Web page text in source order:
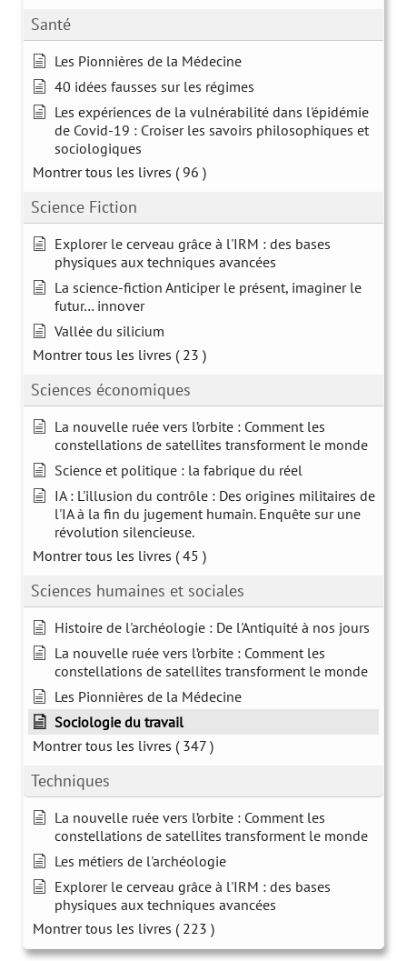
Santé
Les Pionnières de la Médecine
40 idées fausses sur les régimes
Les expériences de la vulnérabilité dans l'épidémie
de Covid-19 : Croiser les savoirs philosophiques et
sociologiques
Montrer tous les livres ( 96 )
Science Fiction
Explorer le cerveau grâce à l'IRM : des bases
physiques aux techniques avancées
La science-fiction Anticiper le présent, imaginer le
futur… innover
Vallée du silicium
Montrer tous les livres ( 23 )
Sciences économiques
La nouvelle ruée vers l’orbite : Comment les
constellations de satellites transforment le monde
Science et politique : la fabrique du réel
IA : L'illusion du contrôle : Des origines militaires de
l'IA à la fin du jugement humain. Enquête sur une
révolution silencieuse.
Montrer tous les livres ( 45 )
Sciences humaines et sociales
Histoire de l'archéologie : De l'Antiquité à nos jours
La nouvelle ruée vers l’orbite : Comment les
constellations de satellites transforment le monde
Les Pionnières de la Médecine
Sociologie du travail
Montrer tous les livres ( 347 )
Techniques
La nouvelle ruée vers l’orbite : Comment les
constellations de satellites transforment le monde
Les métiers de l'archéologie
Explorer le cerveau grâce à l'IRM : des bases
physiques aux techniques avancées
Montrer tous les livres ( 223 )